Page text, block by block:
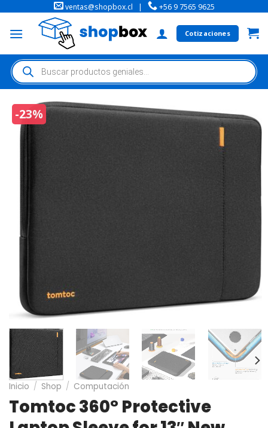
ventas@shopbox.cl | +56 9 7565 9625
Cotizaciones
-23%
Inicio / Shop / Computación
Tomtoc 360° Protective